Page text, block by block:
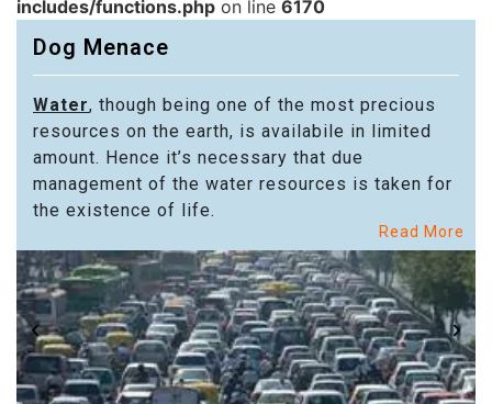
includes/functions.php on line 6170
Dog Menace
Water, though being one of the most precious
resources on the earth, is availabile in limited
amount. Hence it’s necessary that due
management of the water resources is taken for
the existence of life.
Read More